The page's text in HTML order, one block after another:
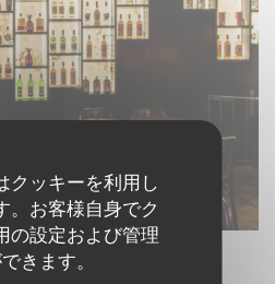
クッキーを利用し
。お客様自身でク
の設定および管理
きます。